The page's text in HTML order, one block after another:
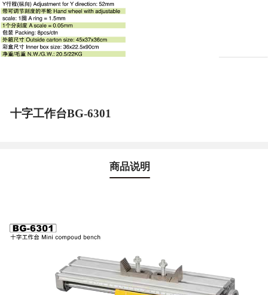
十字工作台BG-6301
商品说明